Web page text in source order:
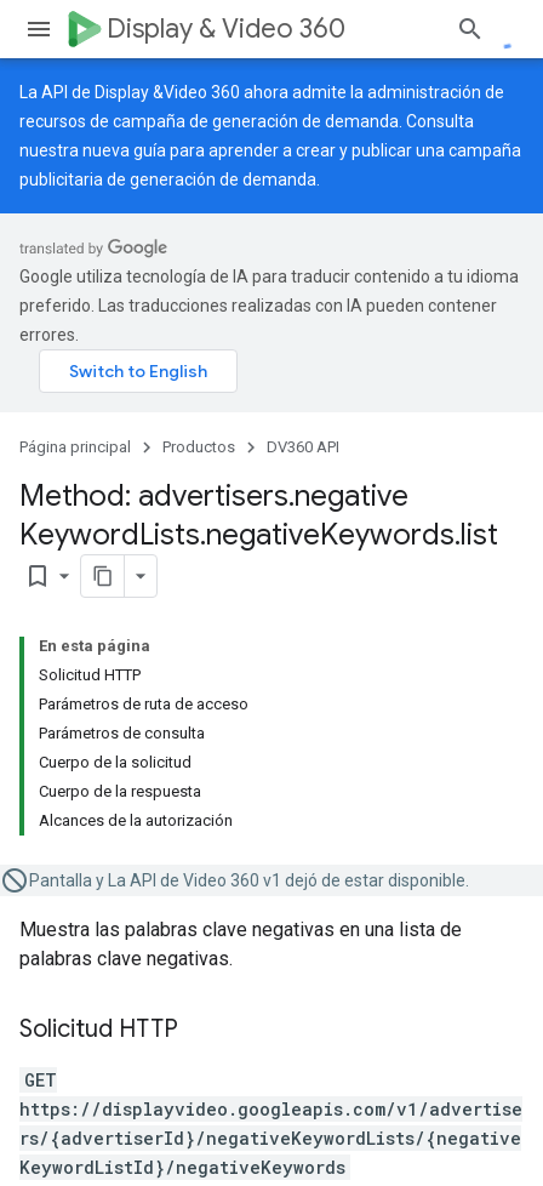
Display & Video 360
La API de Display &Video 360 ahora admite la administración de
recursos de campaña de generación de demanda. Consulta
nuestra nueva guía para aprender a crear y publicar una campaña
publicitaria de generación de demanda.
Google utiliza tecnología de IA para traducir contenido a tu idioma
preferido. Las traducciones realizadas con IA pueden contener
errores.
Página principal Productos DV360 API
Method: advertisers.negative
KeywordLists.negativeKeywords.list
bookmark_border
En esta página
Solicitud HTTP
Parámetros de ruta de acceso
Parámetros de consulta
Cuerpo de la solicitud
Cuerpo de la respuesta
Alcances de la autorización
Pantalla y La API de Video 360 v1 dejó de estar disponible.
Muestra las palabras clave negativas en una lista de
palabras clave negativas.
Solicitud HTTP
GET
https://displayvideo.googleapis.com/v1/advertise
rs/{advertiserId}/negativeKeywordLists/{negative
KeywordListId}/negativeKeywords